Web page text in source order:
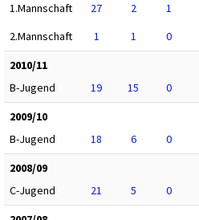
1.Mannschaft
27 2 1
2.Mannschaft
1 1 0
2010/11
B-Jugend
19 15 0
2009/10
B-Jugend
18 6 0
2008/09
C-Jugend
21 5 0